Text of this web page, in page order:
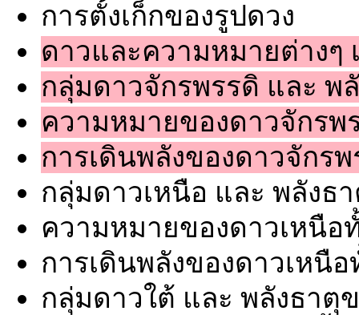
การตั้งเก็กของรูปดวง
ดาวและความหมายต่างๆ
กลุ่มดาวจักรพรรดิ และ พ
ความหมายของดาวจักรพ
การเดินพลังของดาวจักรพ
กลุ่มดาวเหนือ และ พลังธ
ความหมายของดาวเหนือ
การเดินพลังของดาวเหนือ
กลุ่มดาวใต้ และ พลังธาตุ